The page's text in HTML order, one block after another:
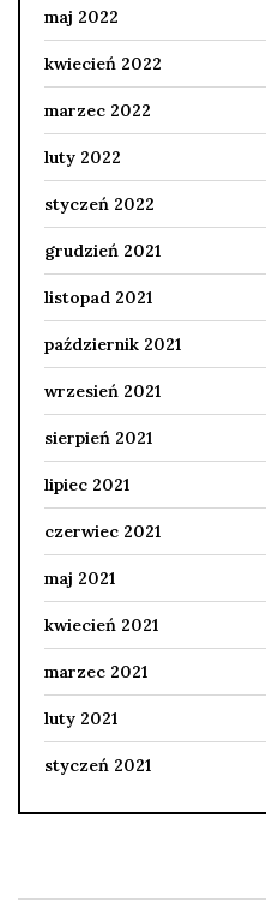
maj 2022
kwiecień 2022
marzec 2022
luty 2022
styczeń 2022
grudzień 2021
listopad 2021
październik 2021
wrzesień 2021
sierpień 2021
lipiec 2021
czerwiec 2021
maj 2021
kwiecień 2021
marzec 2021
luty 2021
styczeń 2021